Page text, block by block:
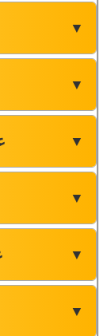
▼
▼
▼
▼
▼
▼